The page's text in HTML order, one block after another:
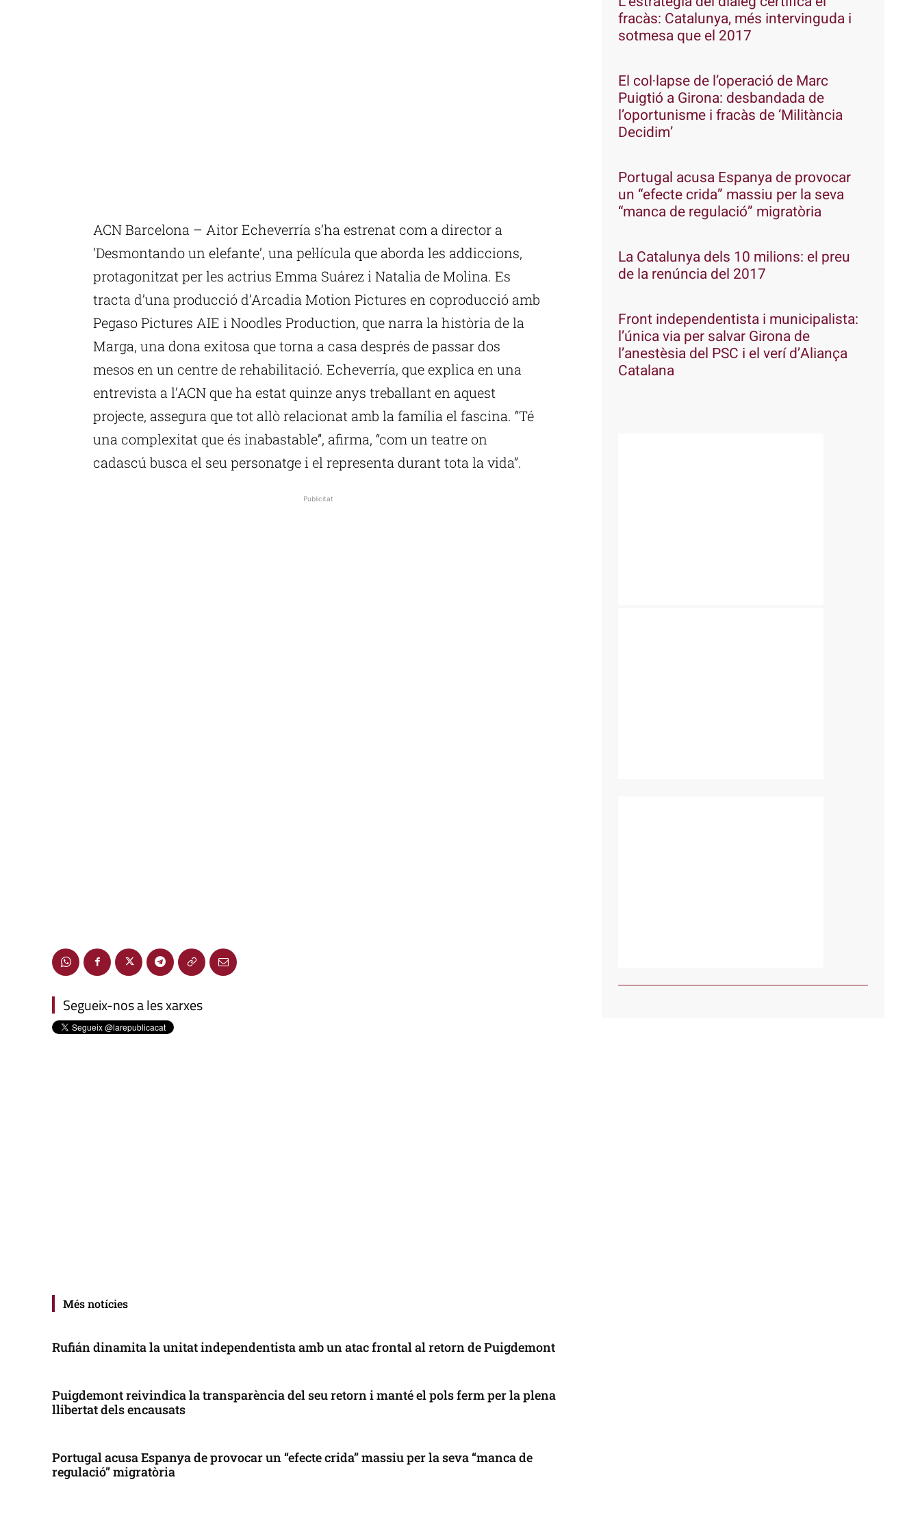
ACN Barcelona – Aitor Echeverría s’ha estrenat com a director a
‘Desmontando un elefante’, una pel·lícula que aborda les addiccions,
protagonitzat per les actrius Emma Suárez i Natalia de Molina. Es
tracta d’una producció d’Arcadia Motion Pictures en coproducció amb
Pegaso Pictures AIE i Noodles Production, que narra la història de la
Marga, una dona exitosa que torna a casa després de passar dos
mesos en un centre de rehabilitació. Echeverría, que explica en una
entrevista a l’ACN que ha estat quinze anys treballant en aquest
projecte, assegura que tot allò relacionat amb la família el fascina. “Té
una complexitat que és inabastable”, afirma, “com un teatre on
cadascú busca el seu personatge i el representa durant tota la vida”.
Publicitat
Segueix-nos a les xarxes
Més notícies
Rufián dinamita la unitat independentista amb un atac frontal al retorn de Puigdemont
Puigdemont reivindica la transparència del seu retorn i manté el pols ferm per la plena
llibertat dels encausats
Portugal acusa Espanya de provocar un “efecte crida” massiu per la seva “manca de
regulació” migratòria
fracàs: Catalunya, més intervinguda i
sotmesa que el 2017
El col·lapse de l’operació de Marc
Puigtió a Girona: desbandada de
l’oportunisme i fracàs de ‘Militància
Decidim’
Portugal acusa Espanya de provocar
un “efecte crida” massiu per la seva
“manca de regulació” migratòria
La Catalunya dels 10 milions: el preu
de la renúncia del 2017
Front independentista i municipalista:
l’única via per salvar Girona de
l’anestèsia del PSC i el verí d’Aliança
Catalana